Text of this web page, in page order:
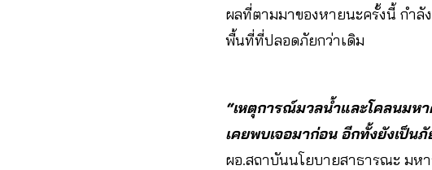
ผลที่ตามมาของหายนะครั้งนี้ กำลั
พื้นที่ที่ปลอดภัยกว่าเดิม
“เหตุการณ์มวลน้ำและโคลนมห
เคยพบเจอมาก่อน อีกทั้งยังเป็น
ผอ.สถาบันนโยบายสาธารณะ มห